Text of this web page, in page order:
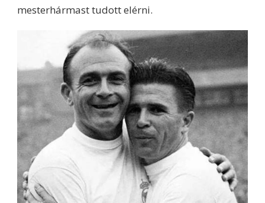
mesterhármast tudott elérni.